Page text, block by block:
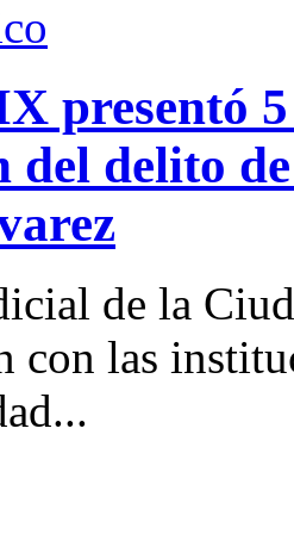
presentó
del delito
de la
con las